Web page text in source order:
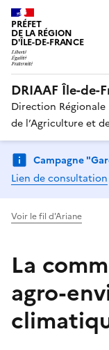
PRÉFET
DE LA RÉGION
D'ÎLE-DE-FRANCE
DRIAAF Île-de-
Direction
de l’Agriculture et
Campagne
Lien de consultation
Voir le fil d'Ariane
La
agro-